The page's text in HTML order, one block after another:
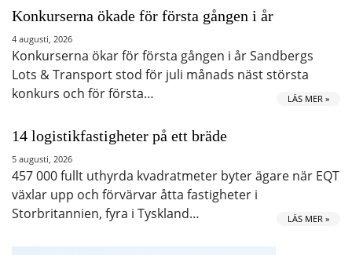
Konkurserna ökade för första gången i år
4 augusti, 2026
Konkurserna ökar för första gången i år Sandbergs
Lots & Transport stod för juli månads näst största
konkurs och för första…
LÄS MER »
14 logistikfastigheter på ett bräde
5 augusti, 2026
457 000 fullt uthyrda kvadratmeter byter ägare när EQT
växlar upp och förvärvar åtta fastigheter i
Storbritannien, fyra i Tyskland…
LÄS MER »